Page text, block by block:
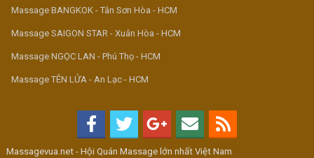
Massage BANGKOK - Tân Sơn Hòa - HCM
Massage SAIGON STAR - Xuân Hòa - HCM
Massage NGỌC LAN - Phú Thọ - HCM
Massage TÊN LỬA - An Lạc - HCM
Massagevua.net - Hội Quán Massage lớn nhất Việt Nam